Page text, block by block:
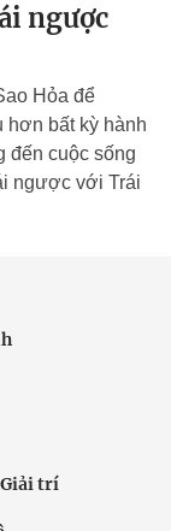
ngược
Hỏa để
hơn bất kỳ hành
đến cuộc sống
ngược với Trái
trí